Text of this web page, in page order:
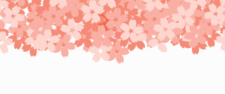
Skip
to
content